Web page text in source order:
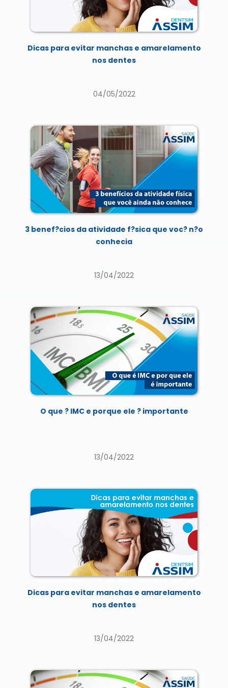
Dicas para evitar manchas e amarelamento
nos dentes
04/05/2022
3 benef?cios da atividade f?sica que voc? n?o
conhecia
13/04/2022
O que ? IMC e porque ele ? importante
13/04/2022
Dicas para evitar manchas e amarelamento
nos dentes
13/04/2022